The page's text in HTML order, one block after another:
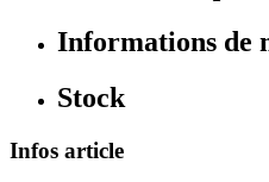
Informations de
Stock
Infos article